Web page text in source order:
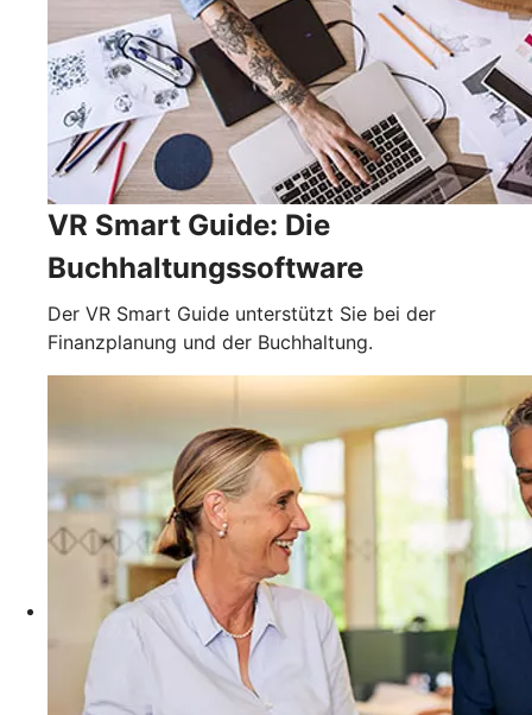
VR Smart Guide: Die
Buchhaltungssoftware
Der VR Smart Guide unterstützt Sie bei der
Finanzplanung und der Buchhaltung.